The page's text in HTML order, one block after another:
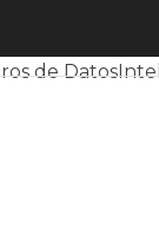
de Datos